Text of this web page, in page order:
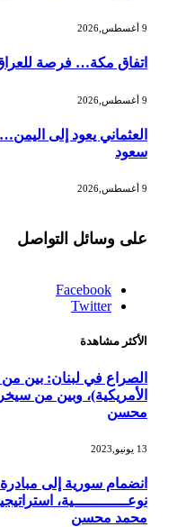
اتفاق مكة… فرصة
العثماني يعود إلى
سعود
على وسائل التواصل
Facebook
Twitter
الأكثر مشاهدة
الصراع في لبنان: بين من
الأمريكية)، وبين من
محسن
13 يونيو,2023
انضمام سورية إلى مبادرة
نوعــــــــــــية،
محمد محسن